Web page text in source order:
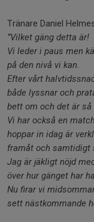
Tränare Daniel
”Vilket gäng detta är!
Vi leder i paus men
på den nivå vi kan.
Efter vårt
både lyssnar och
bett om och det är
Vi har också en
hoppar in idag är
framåt och samtidigt
Jag är jäkligt nöjd
över hur gänget har
Nu firar vi
sett nästkommande